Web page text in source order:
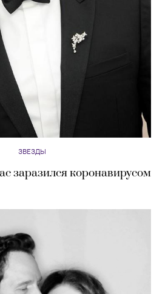
ЗВЕЗДЫ
заразился коронавирусом